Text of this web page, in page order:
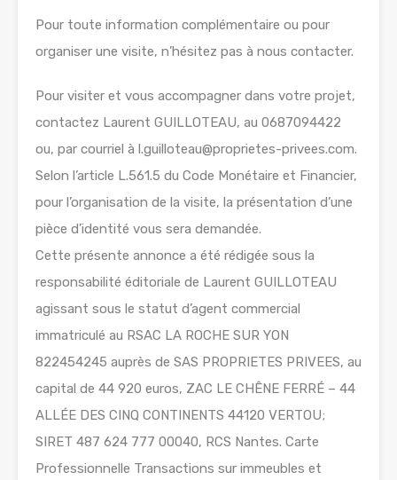
Pour toute information complémentaire ou pour
organiser une visite, n’hésitez pas à nous contacter.
Pour visiter et vous accompagner dans votre projet,
contactez Laurent GUILLOTEAU, au 0687094422
ou, par courriel à l.guilloteau@proprietes-privees.com.
Selon l’article L.561.5 du Code Monétaire et Financier,
pour l’organisation de la visite, la présentation d’une
pièce d’identité vous sera demandée.
Cette présente annonce a été rédigée sous la
responsabilité éditoriale de Laurent GUILLOTEAU
agissant sous le statut d’agent commercial
immatriculé au RSAC LA ROCHE SUR YON
822454245 auprès de SAS PROPRIETES PRIVEES, au
capital de 44 920 euros, ZAC LE CHÊNE FERRÉ – 44
ALLÉE DES CINQ CONTINENTS 44120 VERTOU;
SIRET 487 624 777 00040, RCS Nantes. Carte
Professionnelle Transactions sur immeubles et